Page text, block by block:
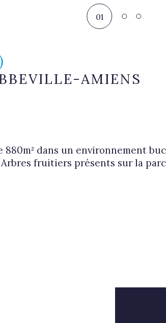
01
AMIENS
dans un environnement
fruitiers présents sur la